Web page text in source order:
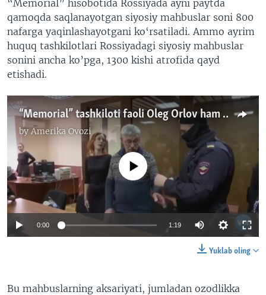
“Memorial” hisobotida Rossiyada ayni paytda
qamoqda saqlanayotgan siyosiy mahbuslar soni 800
nafarga yaqinlashayotgani ko‘rsatiladi. Ammo ayrim
huquq tashkilotlari Rossiyadagi siyosiy mahbuslar
sonini ancha ko’pga, 1300 kishi atrofida qayd
etishadi.
“Memorial” tashkiloti faoli Oleg Orlov ham ozodlikda
by Amerika Ovozi
No media source currently available
0:00 1:19
Yuklab oling
Bu mahbuslarning aksariyati, jumladan ozodlikka